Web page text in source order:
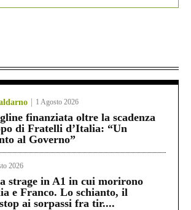
1 Agosto 2026
finanziata oltre la scadenza
di Fratelli d’Italia: “Un
al Governo”
2026
strage in A1 in cui morirono
e Franco. Lo schianto, il
ai sorpassi fra tir....